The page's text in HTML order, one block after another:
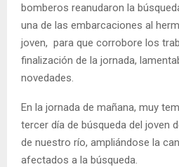
bomberos reanudaron la
una de las embarcaciones al
joven, para que corrobore los
finalización de la jornada,
novedades.
En la jornada de mañana, muy
tercer día de búsqueda del joven
de nuestro río, ampliándose la
afectados a la búsqueda.